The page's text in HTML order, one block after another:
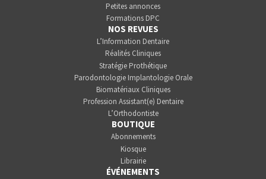
Petites annonces
Formations DPC
NOS REVUES
L’Information Dentaire
Réalités Cliniques
Stratégie Prothétique
Parodontologie Implantologie Orale
Biomatériaux Cliniques
Profession Assistant(e) Dentaire
L’Orthodontiste
BOUTIQUE
Abonnements
Kiosque
Librairie
ÉVÉNEMENTS